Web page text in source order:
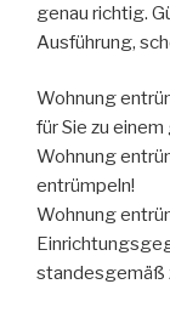
genau richtig.
Ausführung,
Wohnung
für Sie zu
Wohnung
entrümpeln!
Wohnung
standesgemäß